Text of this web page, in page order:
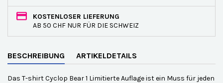
KOSTENLOSER LIEFERUNG
AB 50 CHF NUR FÜR DIE SCHWEIZ
BESCHREIBUNG ARTIKELDETAILS
Das T-shirt Cyclop Bear 1 Limitierte Auflage ist ein Muss für jeden